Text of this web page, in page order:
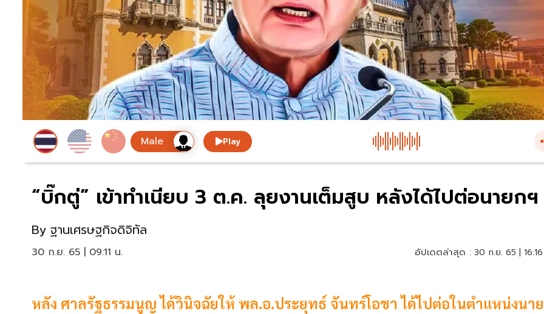
Play
“บิ๊กตู่” เข้าทำเนียบ 3 ต.ค. ลุยงานเต็มสูบ หลังได้ไปต่อนายกฯ
By ฐานเศรษฐกิจดิจิทัล
30 ก.ย. 65 | 09:11 น. อัปเดตล่าสุด : 30 ก.ย. 65 |
หลัง ศาลรัฐธรรมนูญ ได้วินิจฉัยให้ พล.อ.ประยุทธ์ จันทร์โอชา ได้ไปต่อในตำแหน่งนา